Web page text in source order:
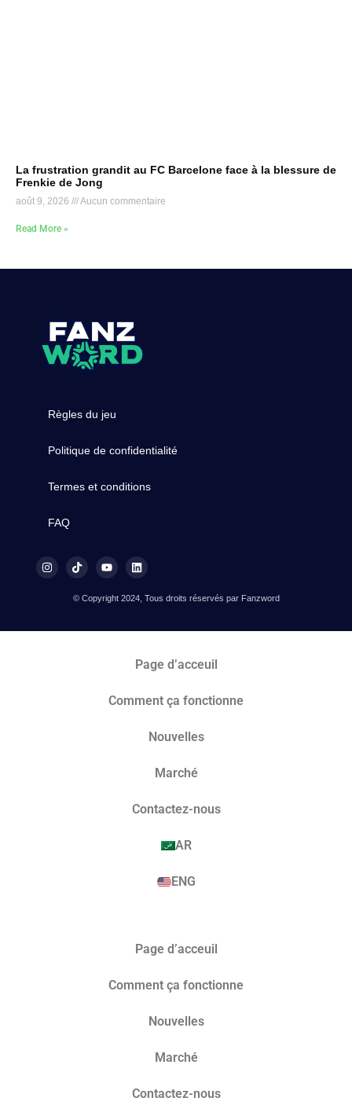
La frustration grandit au FC Barcelone face à la blessure de
Frenkie de Jong
août 9, 2026 Aucun commentaire
Read More »
Règles du jeu
Politique de confidentialité
Termes et conditions
FAQ
© Copyright 2024, Tous droits réservés par Fanzword
Page d’acceuil
Comment ça fonctionne
Nouvelles
Marché​
Contactez-nous
AR
ENG
Page d’acceuil
Comment ça fonctionne
Nouvelles
Marché​
Contactez-nous